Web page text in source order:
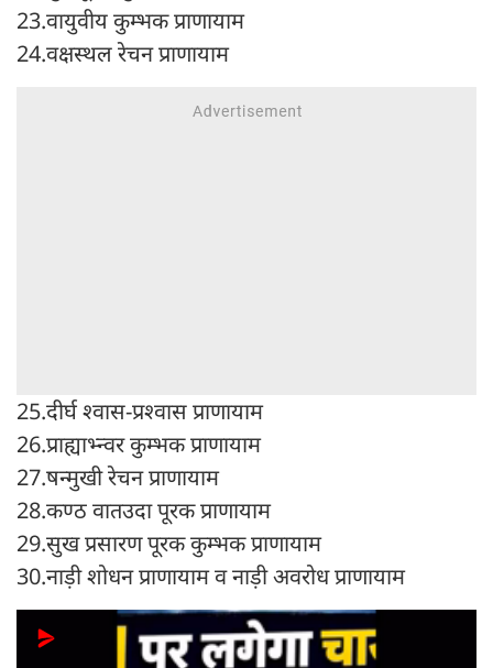
23.वायुवीय कुम्भक प्राणायाम
24.वक्षस्थल रेचन प्राणायाम
25.दीर्घ श्वास-प्रश्वास प्राणायाम
26.प्राह्याभ्न्वर कुम्भक प्राणायाम
27.षन्मुखी रेचन प्राणायाम
28.कण्ठ वातउदा पूरक प्राणायाम
29.सुख प्रसारण पूरक कुम्भक प्राणायाम
30.नाड़ी शोधन प्राणायाम व नाड़ी अवरोध प्राणायाम